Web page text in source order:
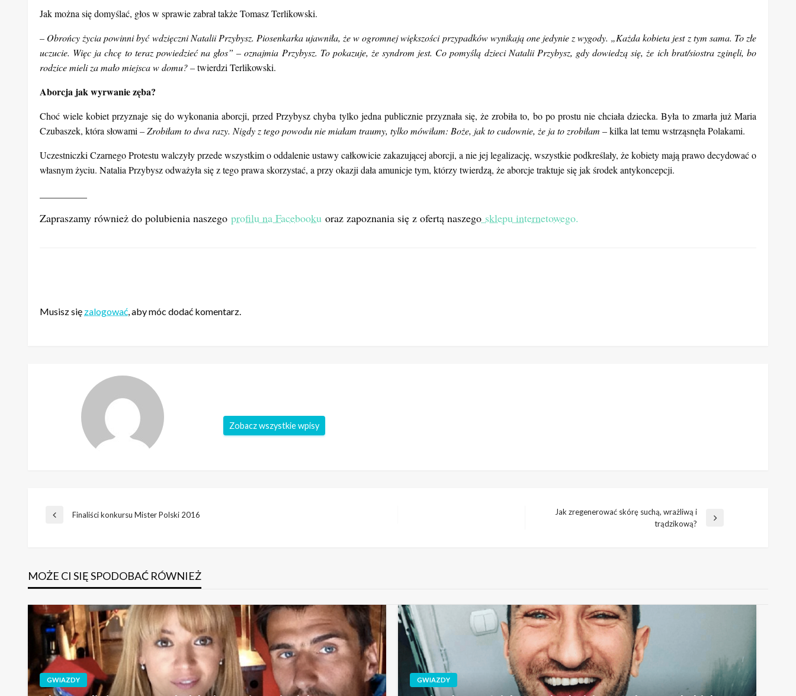
– Wyznanie Natalii Przybysz zadziwiające i wstrząsające. I bardzo szkodliwe dla całej idei Czarnego Protestu
– Znając celebrycki półświatek przy następnej płycie #Przybysz zacznie się lansować na nawrócenie i Jezusa. A to dziecko spuszczone w sraczu… Jaka szkoda, że w #CzarnyProtest „mama
Madzi” nie może uczestniczyć osobiście. Może będą nieść przynajmniej jej portrety? #Przybysz– napisał dziennikarz Rafał Ziemkiewicz i dodał później – Kobieta, która nie chce być w ciąży,
nie zachodzi w ciążę. Jeśli zaszła, to ma dziecko.
Jak można się domyślać, głos w sprawie zabrał także Tomasz Terlikowski.
– Obrońcy życia powinni być wdzięczni Natalii Przybysz. Piosenkarka ujawniła, że w ogromnej większości przypadków wynikają one jedynie z wygody. „Każda kobieta jest z tym sama. To złe
uczucie. Więc ja chcę to teraz powiedzieć na głos” – oznajmia Przybysz. To pokazuje, że syndrom jest. Co pomyślą dzieci Natalii Przybysz, gdy dowiedzą się, że ich brat/siostra zginęli, bo
twierdzi Terlikowski.
Aborcja jak wyrwanie zęba?
Uczestniczki Czarnego Protestu walczyły przede wszystkim o oddalenie ustawy całkowicie zakazującej aborcji, a nie jej legalizację, wszystkie podkreślały, że kobiety mają prawo decydować o
zalogować , aby móc dodać komentarz.
Nawigacja
wpisu
wpis
Finaliści konkursu Mister Polski 2016
wpis
MOŻE CI SIĘ SPODOBAĆ RÓWNIEŻ